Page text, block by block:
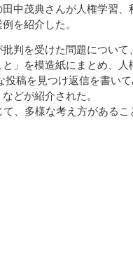
中茂典さんが人権学習、
を紹介した。
判を受けた問題について
」を模造紙にまとめ、人
稿を見つけ返信を書い
どが紹介された。
、多様な考え方があるこ